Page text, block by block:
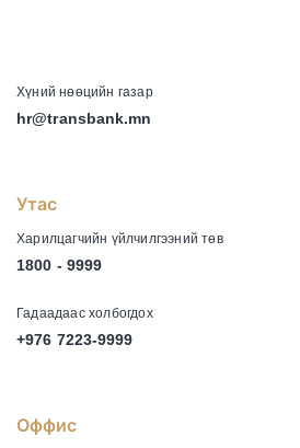
Хүний нөөцийн газар
hr@transbank.mn
Утас
Харилцагчийн үйлчилгээний төв
1800 - 9999
Гадаадаас холбогдох
+976 7223-9999
Оффис